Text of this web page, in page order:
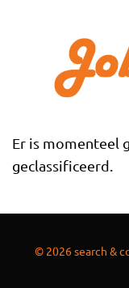
Er is momenteel
geclassificeerd.
© 2026 search &